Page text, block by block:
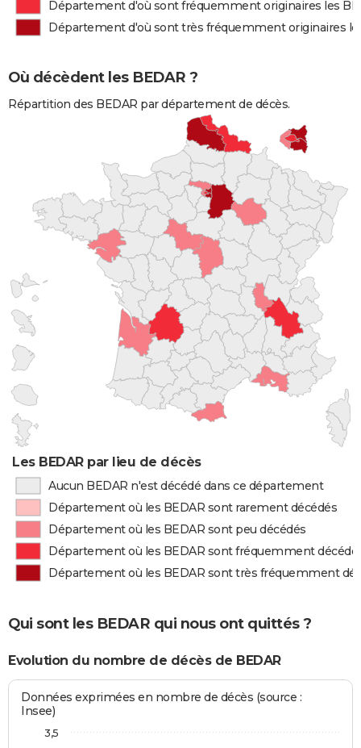
Département d'où sont fréquemment originaires les
Département d'où sont très fréquemment originaires
Où décèdent les BEDAR ?
Répartition des BEDAR par département de décès.
Les BEDAR par lieu de décès
Aucun BEDAR n'est décédé dans ce département
Département où les BEDAR sont rarement décédés
Département où les BEDAR sont peu décédés
Département où les BEDAR sont fréquemment
Département où les BEDAR sont très fréquemment
Qui sont les BEDAR qui nous ont quittés ?
Evolution du nombre de décès de BEDAR
Données exprimées en nombre de décès (source :
Insee)
3,5